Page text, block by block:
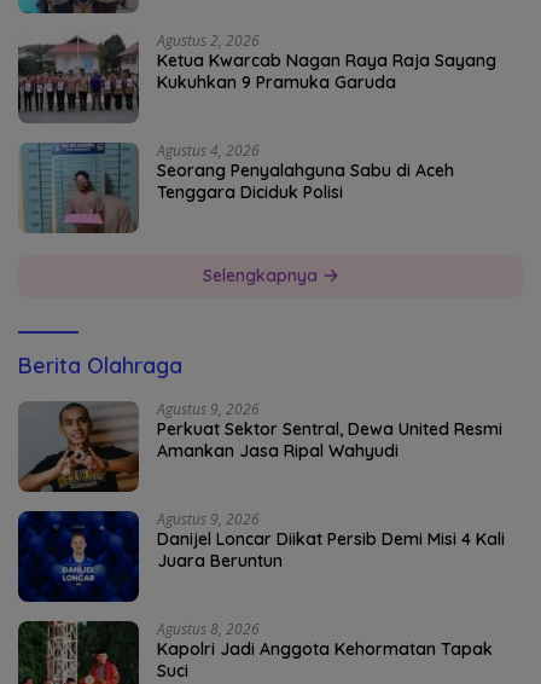
Agustus 2, 2026
Ketua Kwarcab Nagan Raya Raja Sayang
Kukuhkan 9 Pramuka Garuda
Agustus 4, 2026
Seorang Penyalahguna Sabu di Aceh
Tenggara Diciduk Polisi
Selengkapnya
Berita Olahraga
Agustus 9, 2026
Perkuat Sektor Sentral, Dewa United Resmi
Amankan Jasa Ripal Wahyudi
Agustus 9, 2026
Danijel Loncar Diikat Persib Demi Misi 4 Kali
Juara Beruntun
Agustus 8, 2026
Kapolri Jadi Anggota Kehormatan Tapak
Suci